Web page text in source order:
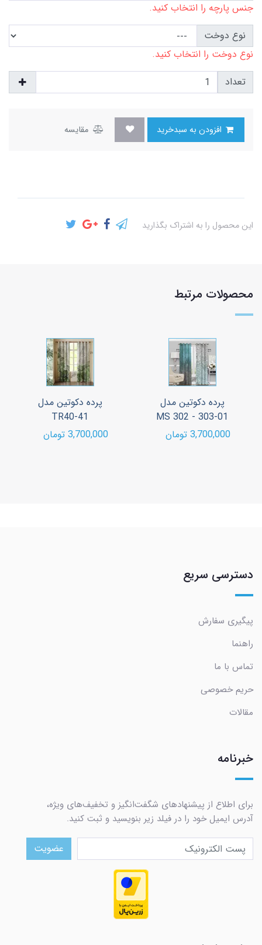
جنس پارچه را انتخاب کنید.
نوع دوخت
نوع دوخت را انتخاب کنید.
تعداد
مقایسه
این محصول را به اشتراک بگذارید
محصولات مرتبط
پرده دکوتین مدل
MS 302 - 303-01
3,700,000 تومان
پرده دکوتین مدل
TR40-41
3,700,000 تومان
دسترسی سریع
پیگیری سفارش
راهنما
تماس با ما
حریم خصوصی
مقالات
خبرنامه
برای اطلاع از پیشنهادهای شگفت‌انگیز و تخفیف‌های ویژه،
آدرس ایمیل خود را در فیلد زیر بنویسید و ثبت کنید.
عضویت